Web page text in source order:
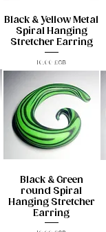
Black & Yellow Metal
Spiral Hanging
Stretcher Earring
Prix
10,00 £GB
Black & Green
round Spiral
Hanging Stretcher
Earring